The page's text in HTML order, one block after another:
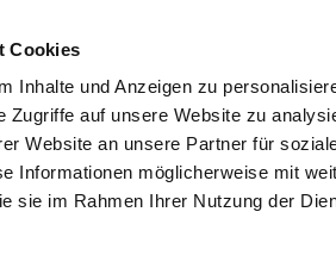
Cookies
Inhalte und Anzeigen zu
Zugriffe auf unsere Website zu
Website an unsere Partner für
Informationen möglicherweise mit
sie im Rahmen Ihrer Nutzung der
Garten Aktuelles